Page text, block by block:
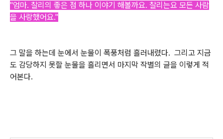
"엄마. 찰리의 좋은 점 하나 이야기 해볼까요. 찰리는요 모든 사람
을 사랑했어요."
그 말을 하는데 눈에서 눈물이 폭풍처럼 흘러내렸다. 그리고 지금
도 감당하지 못할 눈물을 흘리면서 마지막 작별의 글을 이렇게 적
어본다.